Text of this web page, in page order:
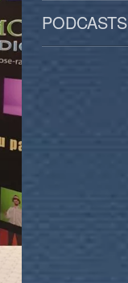
PODCASTS